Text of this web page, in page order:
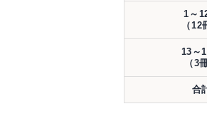
1～
（12
13～
（3
合